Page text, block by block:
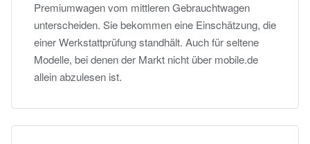
Premiumwagen vom mittleren Gebrauchtwagen
unterscheiden. Sie bekommen eine Einschätzung, die
einer Werkstattprüfung standhält. Auch für seltene
Modelle, bei denen der Markt nicht über mobile.de
allein abzulesen ist.